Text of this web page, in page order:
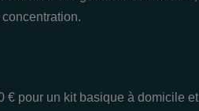
€ pour un kit basique à domicile et